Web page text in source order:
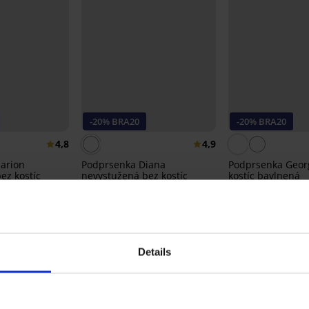
Details
4,8
kostíc
-20% BRA20
4,9
Podprsenka Diana
nevystužená bez kostíc
-20% BRA20
Podprsenka
kostíc bavlnená
Z rovnakej kolekcie